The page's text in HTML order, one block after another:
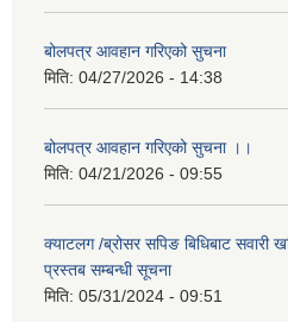
बोलपत्र आवहान गरिएको सुचना
मिति: 04/27/2026 - 14:38
बोलपत्र आवहान गरिएको सुचना ।।
मिति: 04/21/2026 - 09:55
क्याटलग /ब्रोसर सपिङ बिधिबाट सवारी
प्रस्तब सम्बन्धी सूचना
मिति: 05/31/2024 - 09:51